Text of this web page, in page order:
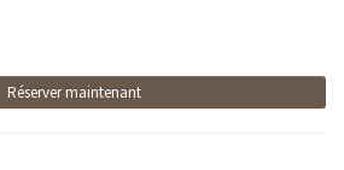
Réserver maintenant